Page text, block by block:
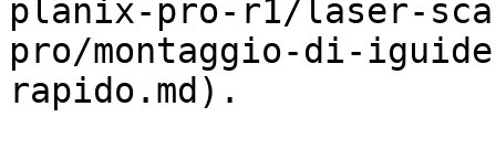
planix-pro-r1/laser-
pro/montaggio-di-
rapido.md).